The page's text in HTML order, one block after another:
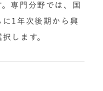
専門分野では、国
に1年次後期から興
します。